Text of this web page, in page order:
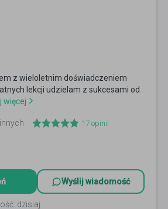
z wieloletnim doświadczeniem
lekcji udzielam z sukcesami od
więcej
17 opinii
Wyślij wiadomość
dzisiaj